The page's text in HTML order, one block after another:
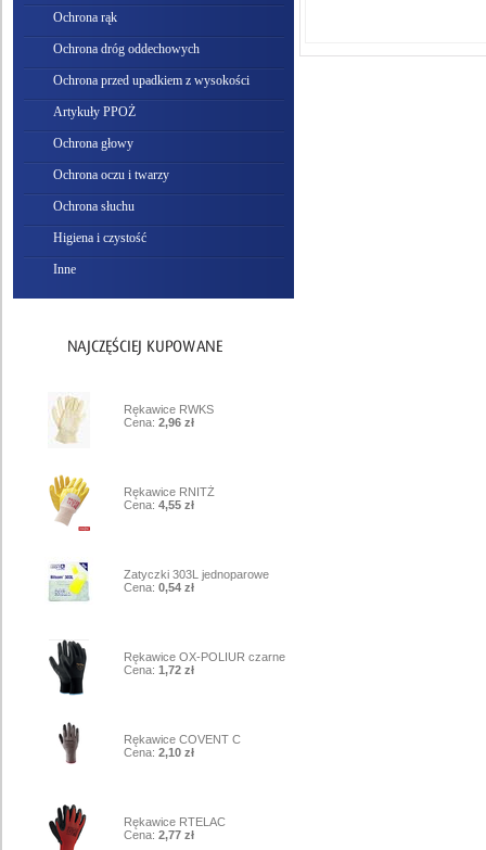
Ochrona rąk
Ochrona dróg oddechowych
Ochrona przed upadkiem z wysokości
Artykuły PPOŻ
Ochrona głowy
Ochrona oczu i twarzy
Ochrona słuchu
Higiena i czystość
Inne
Rękawice RWKS
Cena: 2,96 zł
Rękawice RNITŻ
Cena: 4,55 zł
Zatyczki 303L jednoparowe
Cena: 0,54 zł
Rękawice OX-POLIUR czarne
Cena: 1,72 zł
Rękawice COVENT C
Cena: 2,10 zł
Rękawice RTELAC
Cena: 2,77 zł